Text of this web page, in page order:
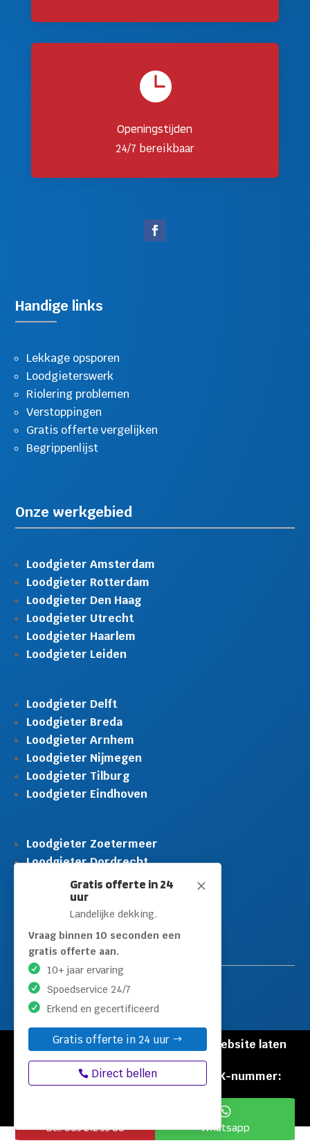

Openingstijden
24/7 bereikbaar
M
Gratis offerte in 24
uur
Landelijke dekking.
Vraag binnen 10 seconden een
gratis offerte aan.
10+ jaar ervaring
Spoedservice 24/7
Erkend en gecertificeerd
Gratis offerte in 24 uur
Direct bellen
Handige links
Lekkage opsporen
Loodgieterswerk
Riolering problemen
Verstoppingen
Gratis offerte vergelijken
Begrippenlijst
Onze werkgebied
Loodgieter Amsterdam
Loodgieter Rotterdam
Loodgieter Den Haag
Loodgieter Utrecht
Loodgieter Haarlem
Loodgieter Leiden
Loodgieter Delft
Loodgieter Breda
Loodgieter Arnhem
Loodgieter Nijmegen
Loodgieter Tilburg
Loodgieter Eindhoven
Loodgieter Zoetermeer
Loodgieter Dordrecht
Loodgieter Rijswijk
Loodgieter Schiedam
Loodgieter Leidschendam
Loodgieter Hilversum
© Copyright Loodgieters Kwartier |
Website laten
maken door Flexamedia
Privacyverklaring|Disclaimer
KVK-nummer:
Bel: 085 212 55 88

Whatsapp